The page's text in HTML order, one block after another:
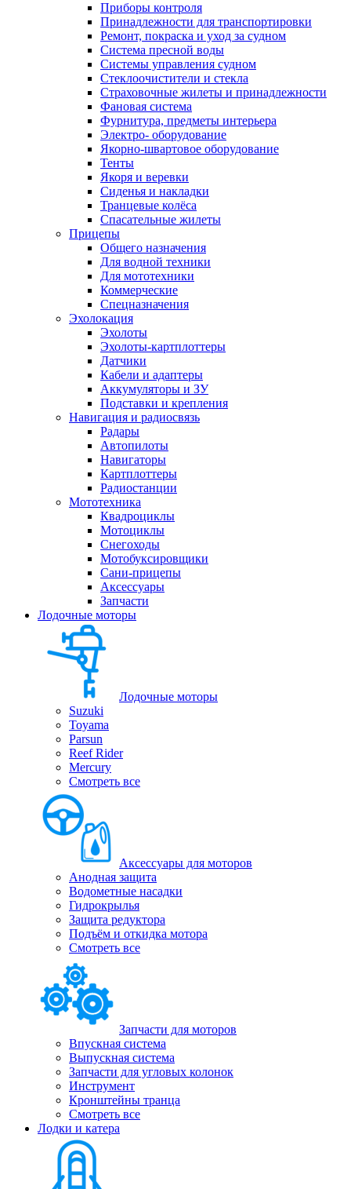
Приборы контроля
Принадлежности для транспортировки
Ремонт, покраска и уход за судном
Система пресной воды
Системы управления судном
Стеклоочистители и стекла
Страховочные жилеты и принадлежности
Фановая система
Фурнитура, предметы интерьера
Электро- оборудование
Якорно-швартовое оборудование
Тенты
Якоря и веревки
Сиденья и накладки
Транцевые колёса
Спасательные жилеты
Прицепы
Общего назначения
Для водной техники
Для мототехники
Коммерческие
Спецназначения
Эхолокация
Эхолоты
Эхолоты-картплоттеры
Датчики
Кабели и адаптеры
Аккумуляторы и ЗУ
Подставки и крепления
Навигация и радиосвязь
Радары
Автопилоты
Навигаторы
Картплоттеры
Радиостанции
Мототехника
Квадроциклы
Мотоциклы
Снегоходы
Мотобуксировщики
Сани-прицепы
Аксессуары
Запчасти
Лодочные моторы
Лодочные моторы
Suzuki
Toyama
Parsun
Reef Rider
Mercury
Смотреть все
Аксессуары для моторов
Анодная защита
Водометные насадки
Гидрокрылья
Защита редуктора
Подъём и откидка мотора
Смотреть все
Запчасти для моторов
Впускная система
Выпускная система
Запчасти для угловых колонок
Инструмент
Кронштейны транца
Смотреть все
Лодки и катера